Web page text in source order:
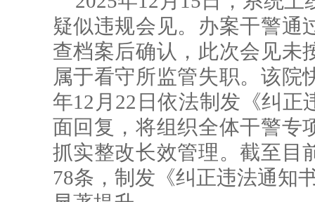
疑似违规会见。办案干警通
查档案后确认，此次会见未
属于看守所监管失职。该院
年12月22日依法制发《纠
面回复，将组织全体干警专
抓实整改长效管理。截至目
78条，制发《纠正违法通知